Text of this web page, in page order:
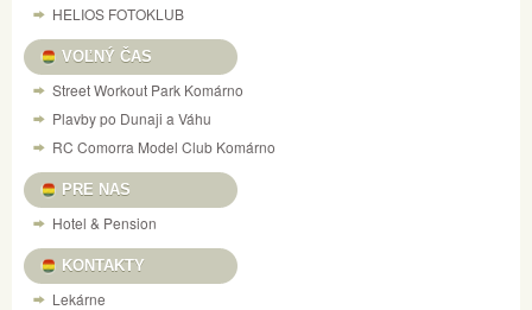
HELIOS FOTOKLUB
VOĽNÝ ČAS
Street Workout Park Komárno
Plavby po Dunaji a Váhu
RC Comorra Model Club Komárno
PRE NAS
Hotel & Pension
KONTAKTY
Lekárne